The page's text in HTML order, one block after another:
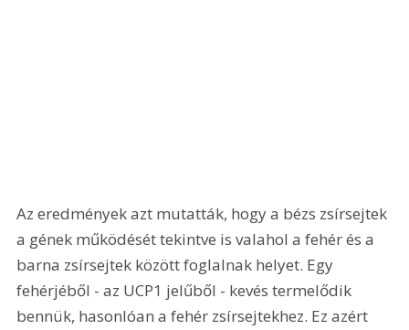
Az eredmények azt mutatták, hogy a bézs zsírsejtek
a gének működését tekintve is valahol a fehér és a
barna zsírsejtek között foglalnak helyet. Egy
fehérjéből - az UCP1 jelűből - kevés termelődik
bennük, hasonlóan a fehér zsírsejtekhez. Ez azért